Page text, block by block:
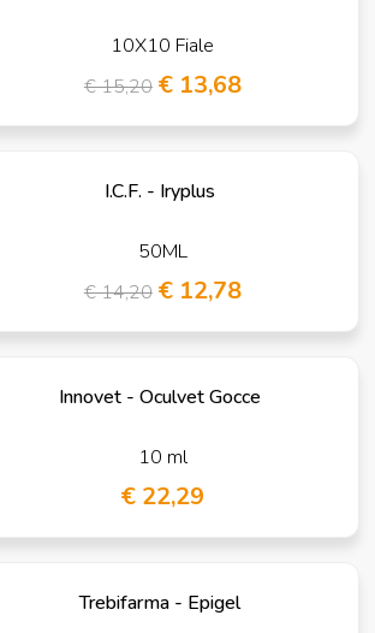
10X10 Fiale
€ 15,20 € 13,68
I.C.F. - Iryplus
50ML
€ 14,20 € 12,78
Innovet - Oculvet Gocce
10 ml
€ 22,29
Trebifarma - Epigel